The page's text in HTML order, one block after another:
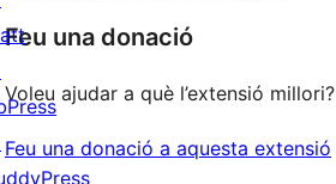
Feu una donació
Voleu ajudar a què l’extensió millori?
Feu una donació a aquesta extensió